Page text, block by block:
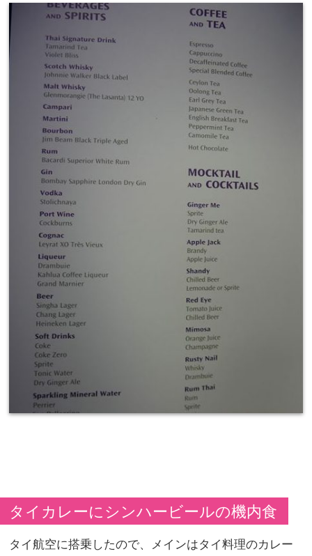
タイカレーにシンハービールの機内食
タイ航空に搭乗したので、メインはタイ料理のカレー